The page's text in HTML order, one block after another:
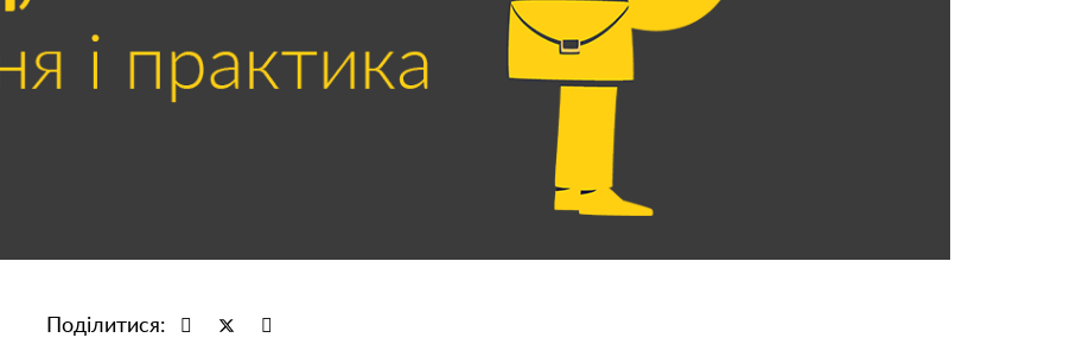
Поділитися: